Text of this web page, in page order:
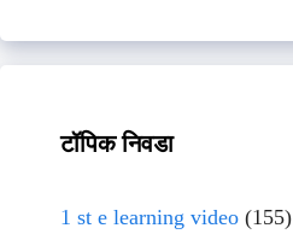
टॉपिक निवडा
1 st e learning video (155)